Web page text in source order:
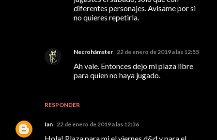
RESPONDER
diferentes personajes. Avisame por si
no quieres repetirla.
Necrohámster 22 de enero de 2019 a las 12:55
Ah vale. Entonces dejo mi plaza libre
para quien no haya jugado.
Ian 22 de enero de 2019 a las 12:36
Hola! Plaza para mi el viernes d&d y para el